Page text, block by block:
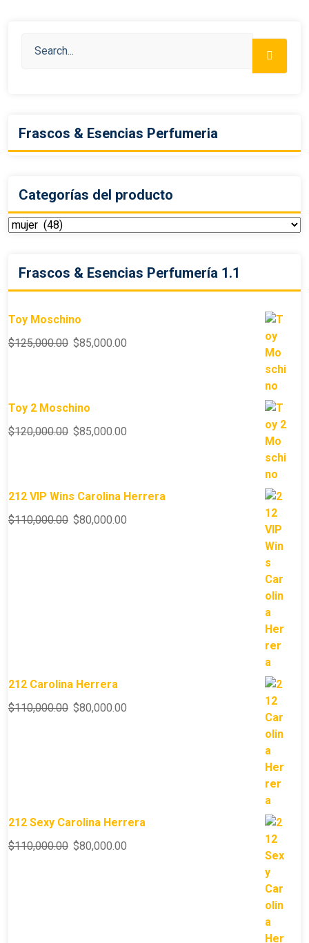
Frascos & Esencias Perfumeria
Categorías del producto
Frascos & Esencias Perfumería 1.1
Toy Moschino
$125,000.00 $85,000.00
Toy 2 Moschino
$120,000.00 $85,000.00
212 VIP Wins Carolina Herrera
$110,000.00 $80,000.00
212 Carolina Herrera
$110,000.00 $80,000.00
212 Sexy Carolina Herrera
$110,000.00 $80,000.00